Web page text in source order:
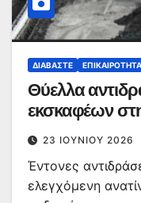
ΔΙΑΒΆΣΤΕ ΕΠΙΚΑΙΡΌΤΗΤΑ
Θύελλα
εκσκαφέων
23 ΙΟΥΝΊΟΥ 2026
Έντονες
ελεγχόμενη